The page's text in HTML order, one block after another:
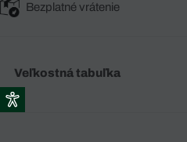
Bezplatné vrátenie
Veľkostná tabuľka